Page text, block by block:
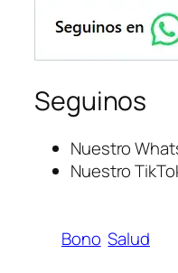
Seguinos
Nuestro
Nuestro
Bono Salud